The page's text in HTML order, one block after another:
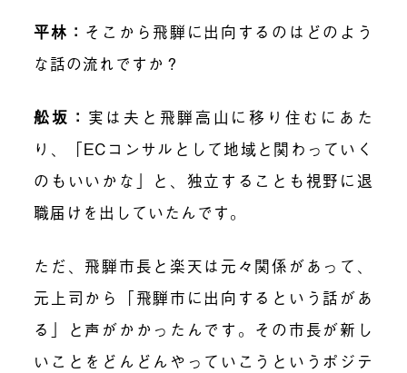
平林： そこから飛騨に出向するのはどのよう
な話の流れですか？
舩坂： 実は夫と飛騨高山に移り住むにあた
り、「ECコンサルとして地域と関わっていく
のもいいかな」と、独立することも視野に退
職届けを出していたんです。
ただ、飛騨市長と楽天は元々関係があって、
元上司から「飛騨市に出向するという話があ
る」と声がかかったんです。その市長が新し
いことをどんどんやっていこうというポジテ